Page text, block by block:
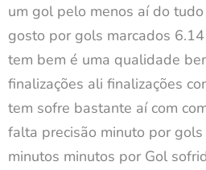
um gol pelo menos aí do
gosto por gols marcados
tem bem é uma qualidade
finalizações ali finalizações
tem sofre bastante aí com
falta precisão minuto por
minutos minutos por Gol